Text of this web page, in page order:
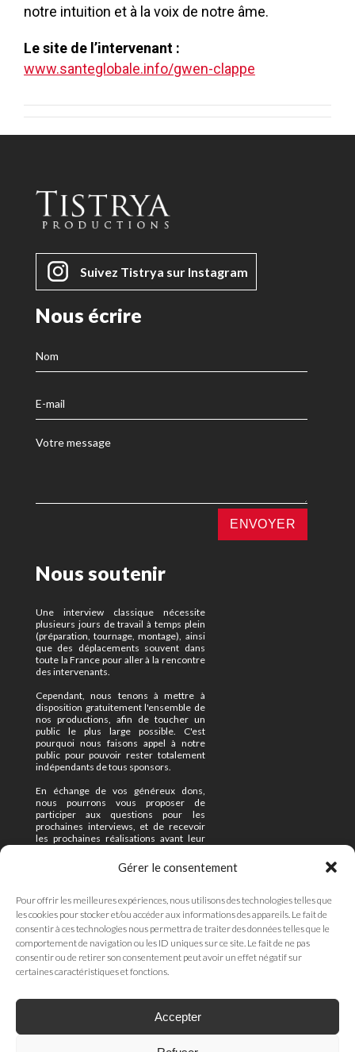
Gérer le consentement
Pour offrir les meilleures expériences, nous utilisons des technologies telles que
les cookies pour stocker et/ou accéder aux informations des appareils. Le fait de
consentir à ces technologies nous permettra de traiter des données telles que le
comportement de navigation ou les ID uniques sur ce site. Le fait de ne pas
consentir ou de retirer son consentement peut avoir un effet négatif sur
certaines caractéristiques et fonctions.
Accepter
notre intuition et à la voix de notre âme.
Le site de l’intervenant :
www.santeglobale.info/gwen-clappe
Suivez Tistrya sur Instagram
Nous écrire
Nous soutenir
Une interview classique nécessite
plusieurs jours de travail à temps plein
(préparation, tournage, montage), ainsi
que des déplacements souvent dans
toute la France pour aller à la rencontre
des intervenants.
Cependant, nous tenons à mettre à
disposition gratuitement l'ensemble de
nos productions, afin de toucher un
public le plus large possible. C'est
pourquoi nous faisons appel à notre
public pour pouvoir rester totalement
indépendants de tous sponsors.
En échange de vos généreux dons,
nous pourrons vous proposer de
participer aux questions pour les
prochaines interviews, et de recevoir
les prochaines réalisations avant leur
Enfin, nous sommes à l'écoute de
de projets.
N'hésitez pas à nous contacter
(formulaire ci-contre).
A bientôt et merci pour vos nombreux
témoignages de soutien !
JE SOUTIENS